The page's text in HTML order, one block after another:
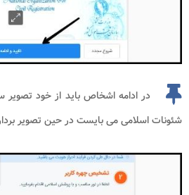
در ادامه اشخاص باید از خود تصویر
شئونات اسلامی می بایست در حین تصویر